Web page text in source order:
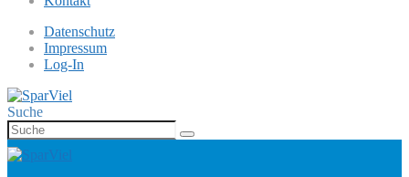
Datenschutz
Impressum
Log-In
Suche